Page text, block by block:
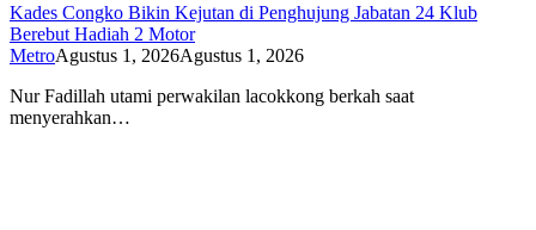
Kades Congko Bikin Kejutan di Penghujung Jabatan 24 Klub
Berebut Hadiah 2 Motor
MetroAgustus 1, 2026Agustus 1, 2026
Nur Fadillah utami perwakilan lacokkong berkah saat
menyerahkan…